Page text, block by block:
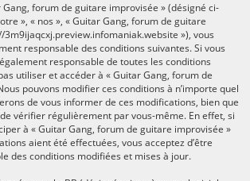
Gang, forum de guitare improvisée » (désigné ci-
», « nos », « Guitar Gang, forum de guitare
3m9ijaqcxj.preview.infomaniak.website »), vous
responsable des conditions suivantes. Si vous
responsable de toutes les conditions
utiliser et accéder à « Guitar Gang, forum de
pouvons modifier ces conditions à n’importe quel
de vous informer de ces modifications, bien que
vérifier régulièrement par vous-même. En effet, si
à « Guitar Gang, forum de guitare improvisée »
aient été effectuées, vous acceptez d’être
des conditions modifiées et mises à jour.